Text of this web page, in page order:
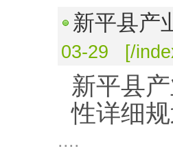
新平县产
03-29 [/
新平县
性详细
....